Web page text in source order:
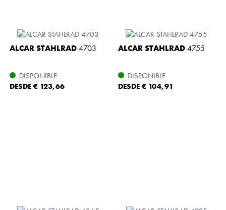
ALCAR STAHLRAD4703
DISPONIBLE
DESDE € 123,66
ALCAR STAHLRAD4755
DISPONIBLE
DESDE € 104,91